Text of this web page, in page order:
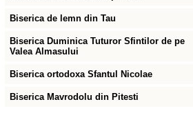
Biserica de lemn din Tau
Biserica Duminica Tuturor Sfintilor de pe
Valea Almasului
Biserica ortodoxa Sfantul Nicolae
Biserica Mavrodolu din Pitesti